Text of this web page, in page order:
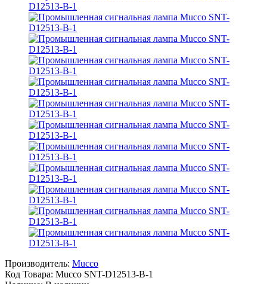
Производитель: Mucco
Код Товара: Mucco SNT-D12513-B-1